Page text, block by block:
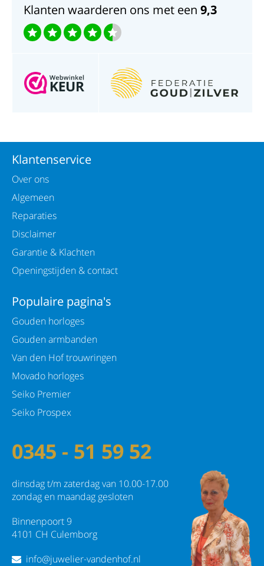
Klanten waarderen ons met een 9,3
Klantenservice
Over ons
Algemeen
Reparaties
Disclaimer
Garantie & Klachten
Openingstijden & contact
Populaire pagina's
Gouden horloges
Gouden armbanden
Van den Hof trouwringen
Movado horloges
Seiko Premier
Seiko Prospex
0345 - 51 59 52
dinsdag t/m zaterdag van 10.00-17.00
zondag en maandag gesloten
Binnenpoort 9
4101 CH Culemborg
info@juwelier-vandenhof.nl